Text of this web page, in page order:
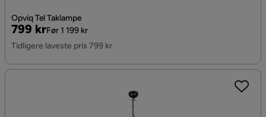
Opviq Tel Taklampe
Pris
799 kr
Original
Pris
Før 1 199 kr
Tidligere laveste pris 799 kr